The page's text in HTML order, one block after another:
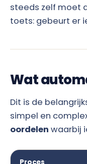
steeds zelf moet
toets: gebeurt er
Wat
Dit is de
simpel en
oordelen waarbij
Proces